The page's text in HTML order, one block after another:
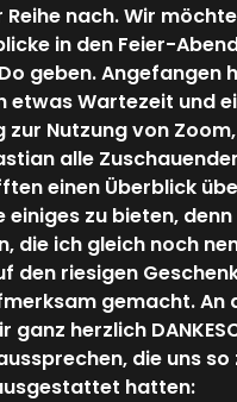
Reihe nach. Wir
in den Feier-
geben. Angefangen
etwas Wartezeit und
zur Nutzung von
alle
einen Überblick
einiges zu bieten,
die ich gleich noch
den riesigen
gemacht. An
ganz herzlich
die uns
hatten: